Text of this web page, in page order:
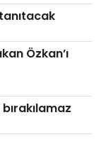
Özkan’ı